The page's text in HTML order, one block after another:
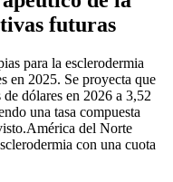
futuras
para la esclerodermia
en 2025. Se proyecta que
dólares en 2026 a 3,52
una tasa compuesta
América del Norte
con una cuota